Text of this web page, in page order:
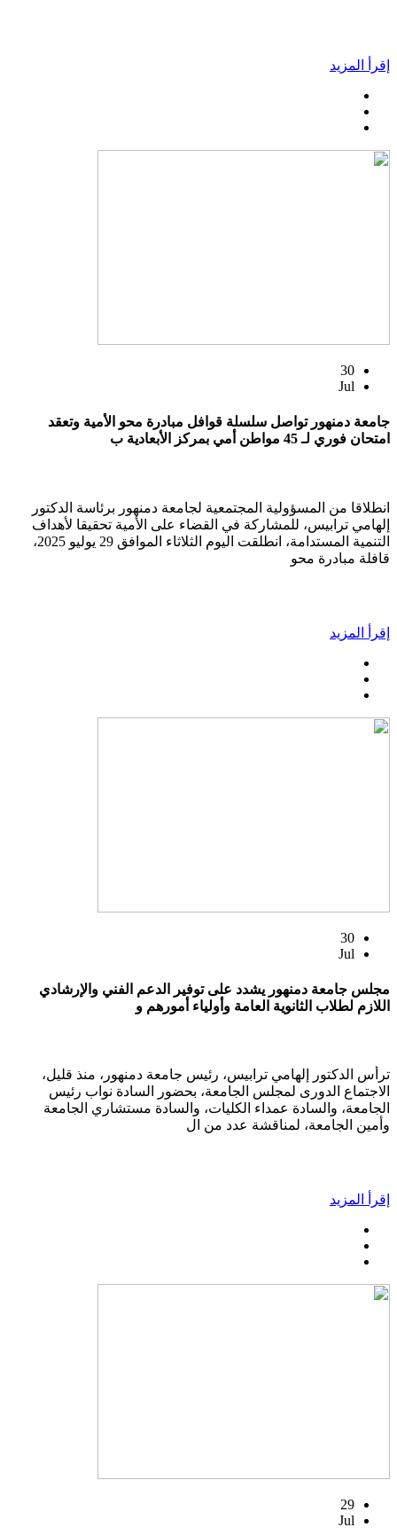
إقرأ المزيد
30
Jul
جامعة دمنهور تواصل سلسلة قوافل مبادرة محو الأمية وتعقد
امتحان فوري لـ 45 مواطن أمي بمركز الأبعادية ب
انطلاقا من المسؤولية المجتمعية لجامعة دمنهور برئاسة الدكتور
إلهامي ترابيس، للمشاركة في القضاء على الأمية تحقيقا لأهداف
التنمية المستدامة، انطلقت اليوم الثلاثاء الموافق 29 يوليو 2025،
قافلة مبادرة محو
إقرأ المزيد
30
Jul
مجلس جامعة دمنهور يشدد على توفير الدعم الفني والإرشادي
اللازم لطلاب الثانوية العامة وأولياء أمورهم و
ترأس الدكتور إلهامي ترابيس، رئيس جامعة دمنهور، منذ قليل،
الاجتماع الدورى لمجلس الجامعة، بحضور السادة نواب رئيس
الجامعة، والسادة عمداء الكليات، والسادة مستشاري الجامعة
وأمين الجامعة، لمناقشة عدد من ال
إقرأ المزيد
29
Jul